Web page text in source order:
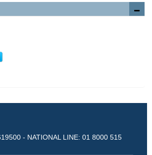
- NATIONAL LINE: 01 8000 515